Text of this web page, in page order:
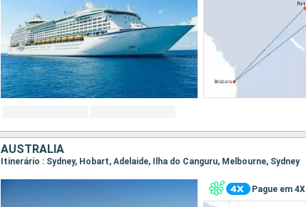
AUSTRALIA
Itinerário : Sydney, Hobart, Adelaide, Ilha do Canguru, Melbourne, Sydney
Pague em 4X